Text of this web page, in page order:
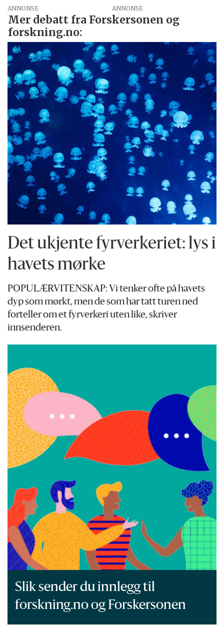
ANNONSE
Mer debatt fra Forskersonen og
forskning.no:
Det ukjente fyrverkeriet: lys i
havets mørke
POPULÆRVITENSKAP: Vi tenker ofte på havets
dyp som mørkt, men de som har tatt turen ned
forteller om et fyrverkeri uten like, skriver
innsenderen.
Slik sender du innlegg til
forskning.no og Forskersonen